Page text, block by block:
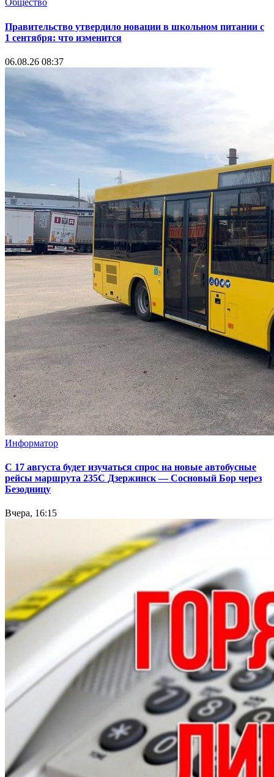
Общество
Правительство утвердило новации в школьном питании с
1 сентября: что изменится
06.08.26 08:37
Информатор
С 17 августа будет изучаться спрос на новые автобусные
рейсы маршрута 235С Дзержинск — Сосновый Бор через
Безодницу
Вчера, 16:15